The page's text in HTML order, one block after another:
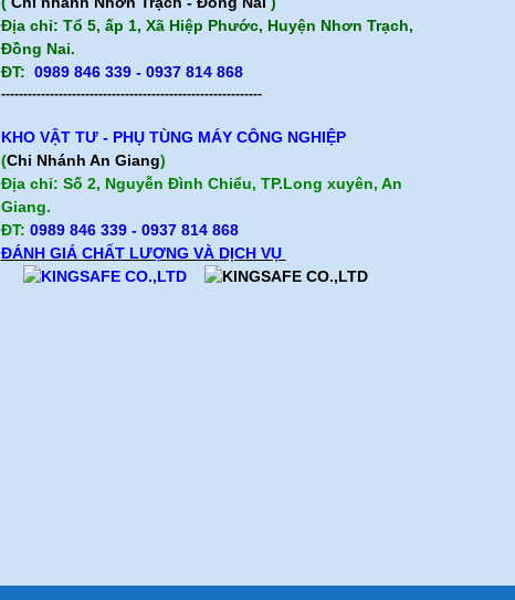
Địa chỉ: Tổ 5, ấp 1, Xã Hiệp Phước, Huyện Nhơn Trạch,
Đồng Nai.
ĐT: 0989 846 339 - 0937 814 868
-----------------------------------------------------------
KHO VẬT TƯ - PHỤ TÙNG MÁY CÔNG NGHIỆP
(Chi Nhánh An Giang)
Địa chỉ: Số 2, Nguyễn Đình Chiểu, TP.Long xuyên, An
Giang.
ĐT: 0989 846 339 - 0937 814 868
ĐÁNH GIÁ CHẤT LƯỢNG VÀ DỊCH VỤ